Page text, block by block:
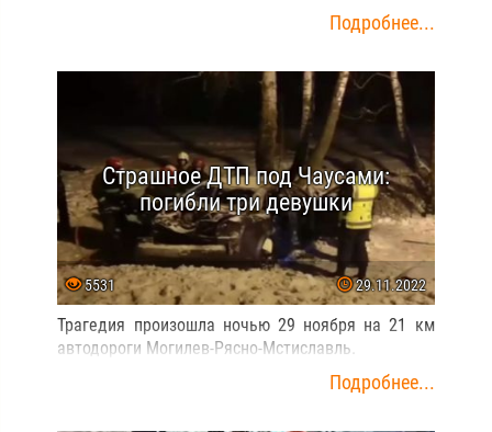
Подробнее...
Страшное ДТП под Чаусами:
погибли три девушки
5531 29.11.2022
Трагедия произошла ночью 29 ноября на 21 км
автодороги Могилев-Рясно-Мстиславль.
Подробнее...